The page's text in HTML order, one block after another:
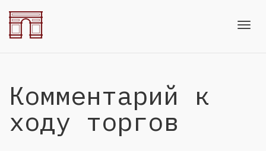
Комментарий к
ходу торгов